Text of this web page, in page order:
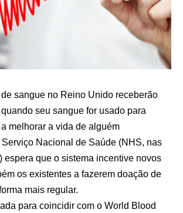
sangue no Reino Unido receberão
seu sangue for usado para
melhorar a vida de alguém
Nacional de Saúde (NHS, nas
espera que o sistema incentive novos
os existentes a fazerem doação de
mais regular.
para coincidir com o World Blood